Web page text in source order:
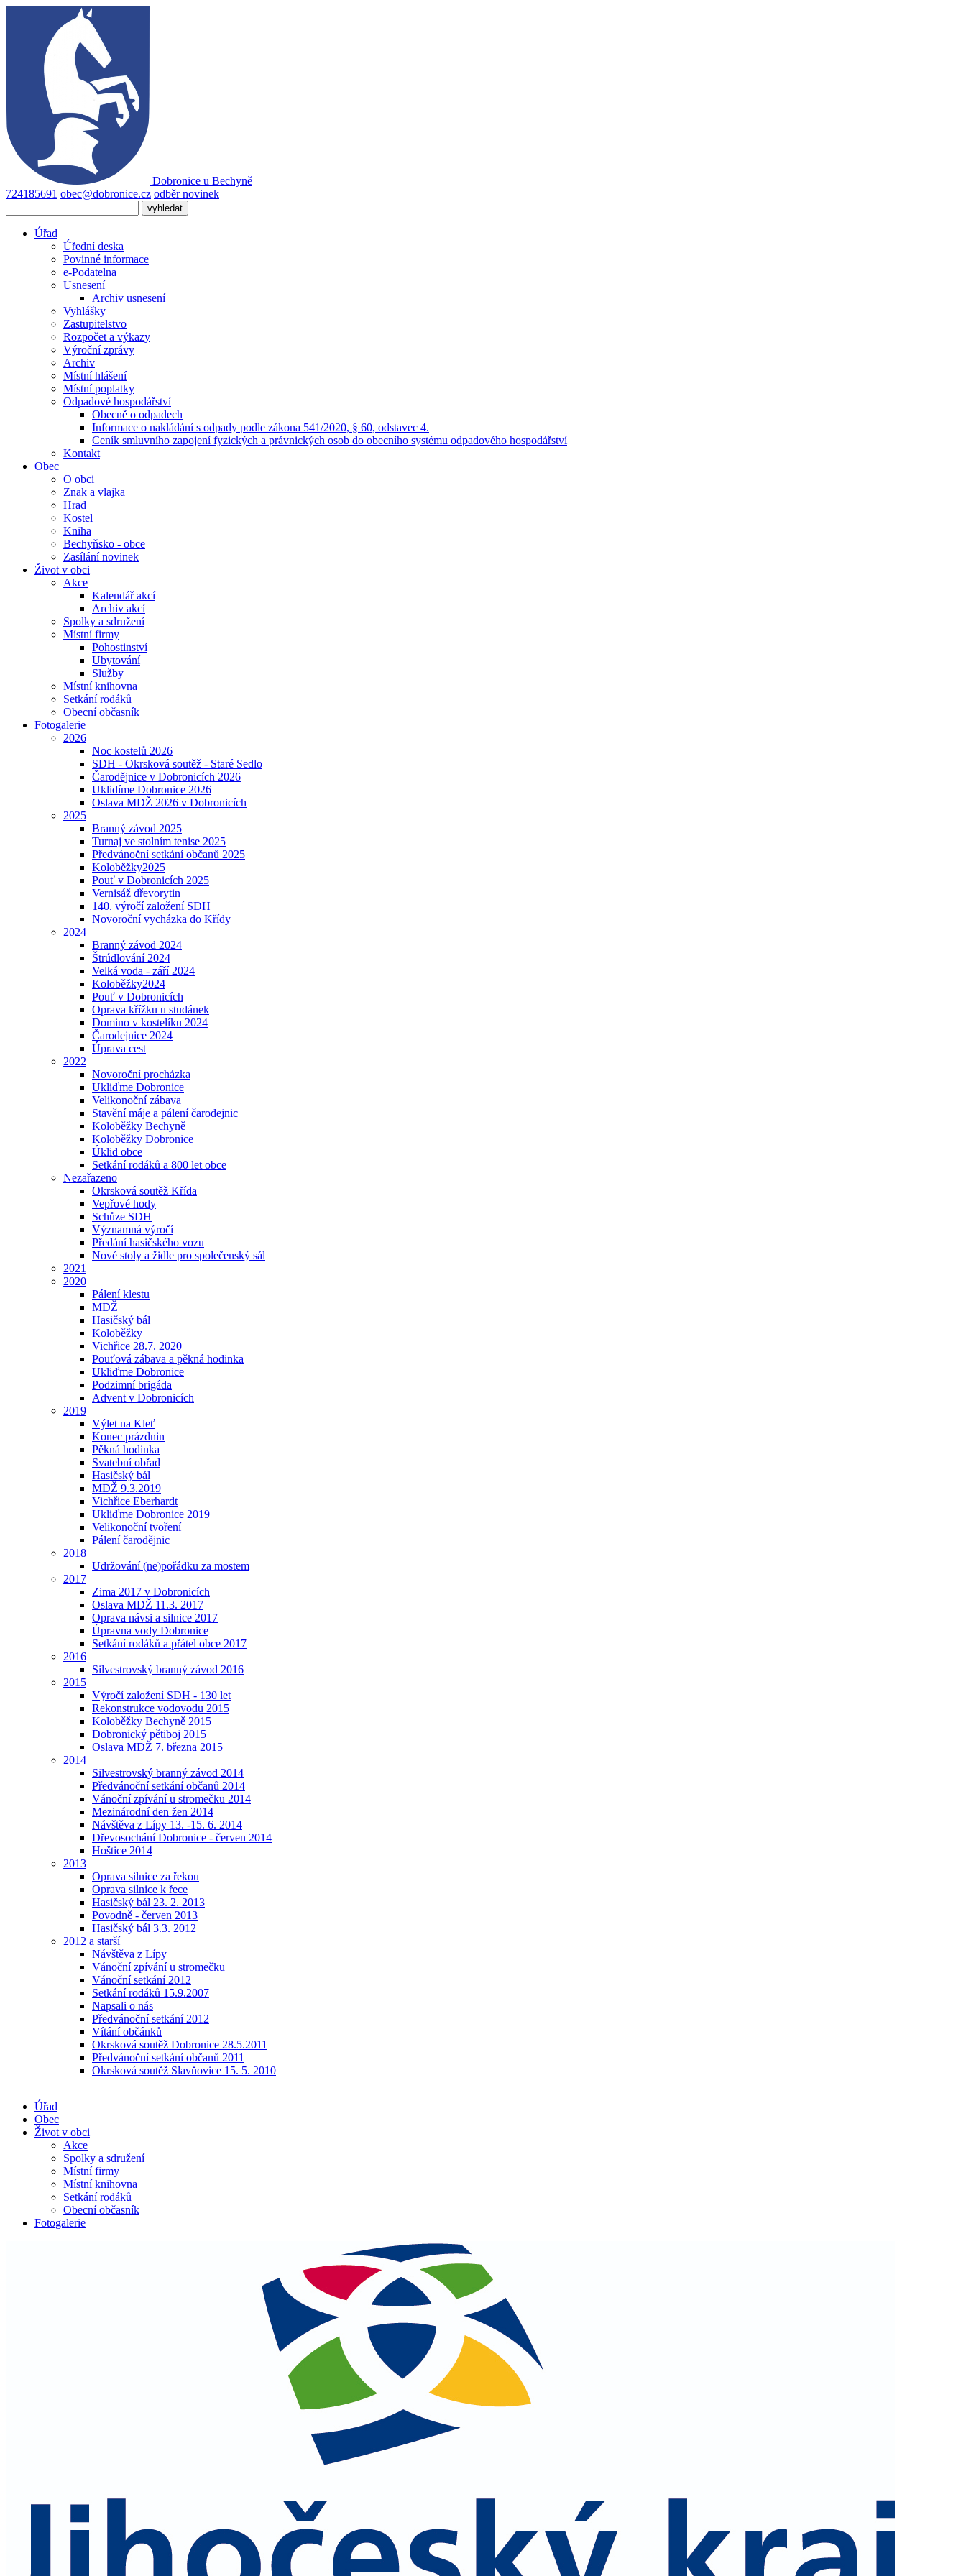
Dobronice u Bechyně
724185691 obec@dobronice.cz odběr novinek
Úřad
Úřední deska
Povinné informace
e-Podatelna
Usnesení
Archiv usnesení
Vyhlášky
Zastupitelstvo
Rozpočet a výkazy
Výroční zprávy
Archiv
Místní hlášení
Místní poplatky
Odpadové hospodářství
Obecně o odpadech
Informace o nakládání s odpady podle zákona 541/2020, § 60, odstavec 4.
Ceník smluvního zapojení fyzických a právnických osob do obecního systému odpadového hospodářství
Kontakt
Obec
O obci
Znak a vlajka
Hrad
Kostel
Kniha
Bechyňsko - obce
Zasílání novinek
Život v obci
Akce
Kalendář akcí
Archiv akcí
Spolky a sdružení
Místní firmy
Pohostinství
Ubytování
Služby
Místní knihovna
Setkání rodáků
Obecní občasník
Fotogalerie
2026
Noc kostelů 2026
SDH - Okrsková soutěž - Staré Sedlo
Čarodějnice v Dobronicích 2026
Uklidíme Dobronice 2026
Oslava MDŽ 2026 v Dobronicích
2025
Branný závod 2025
Turnaj ve stolním tenise 2025
Předvánoční setkání občanů 2025
Koloběžky2025
Pouť v Dobronicích 2025
Vernisáž dřevorytin
140. výročí založení SDH
Novoroční vycházka do Křídy
2024
Branný závod 2024
Štrúdlování 2024
Velká voda - září 2024
Koloběžky2024
Pouť v Dobronicích
Oprava křížku u studánek
Domino v kostelíku 2024
Čarodejnice 2024
Úprava cest
2022
Novoroční procházka
Ukliďme Dobronice
Velikonoční zábava
Stavění máje a pálení čarodejnic
Koloběžky Bechyně
Koloběžky Dobronice
Úklid obce
Setkání rodáků a 800 let obce
Nezařazeno
Okrsková soutěž Křída
Vepřové hody
Schůze SDH
Významná výročí
Předání hasičského vozu
Nové stoly a židle pro společenský sál
2021
2020
Pálení klestu
MDŽ
Hasičský bál
Koloběžky
Vichřice 28.7. 2020
Pouťová zábava a pěkná hodinka
Ukliďme Dobronice
Podzimní brigáda
Advent v Dobronicích
2019
Výlet na Kleť
Konec prázdnin
Pěkná hodinka
Svatební obřad
Hasičský bál
MDŽ 9.3.2019
Vichřice Eberhardt
Ukliďme Dobronice 2019
Velikonoční tvoření
Pálení čarodějnic
2018
Udržování (ne)pořádku za mostem
2017
Zima 2017 v Dobronicích
Oslava MDŽ 11.3. 2017
Oprava návsi a silnice 2017
Úpravna vody Dobronice
Setkání rodáků a přátel obce 2017
2016
Silvestrovský branný závod 2016
2015
Výročí založení SDH - 130 let
Rekonstrukce vodovodu 2015
Koloběžky Bechyně 2015
Dobronický pětiboj 2015
Oslava MDŽ 7. března 2015
2014
Silvestrovský branný závod 2014
Předvánoční setkání občanů 2014
Vánoční zpívání u stromečku 2014
Mezinárodní den žen 2014
Návštěva z Lípy 13. -15. 6. 2014
Dřevosochání Dobronice - červen 2014
Hoštice 2014
2013
Oprava silnice za řekou
Oprava silnice k řece
Hasičský bál 23. 2. 2013
Povodně - červen 2013
Hasičský bál 3.3. 2012
2012 a starší
Návštěva z Lípy
Vánoční zpívání u stromečku
Vánoční setkání 2012
Setkání rodáků 15.9.2007
Napsali o nás
Předvánoční setkání 2012
Vítání občánků
Okrsková soutěž Dobronice 28.5.2011
Předvánoční setkání občanů 2011
Okrsková soutěž Slavňovice 15. 5. 2010
Úřad
Obec
Život v obci
Akce
Spolky a sdružení
Místní firmy
Místní knihovna
Setkání rodáků
Obecní občasník
Fotogalerie